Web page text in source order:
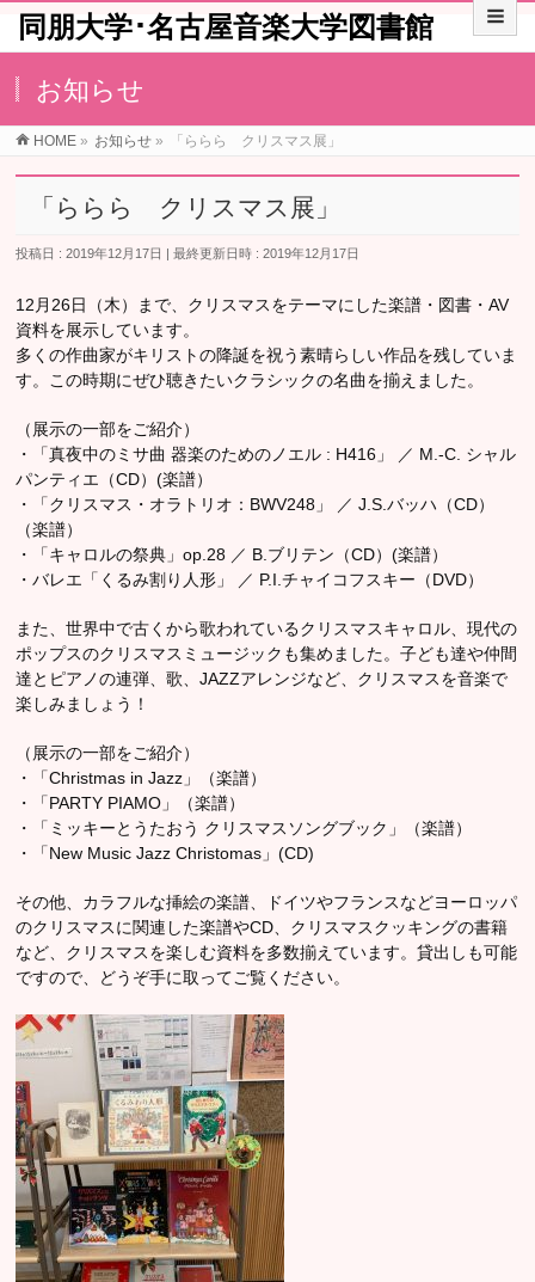
同朋大学･名古屋音楽大学図書館
お知らせ
HOME » お知らせ » 「ららら クリスマス展」
「ららら クリスマス展」
投稿日 : 2019年12月17日 最終更新日時 : 2019年12月17日
12月26日（木）まで、クリスマスをテーマにした楽譜・図書・AV
資料を展示しています。
多くの作曲家がキリストの降誕を祝う素晴らしい作品を残していま
す。この時期にぜひ聴きたいクラシックの名曲を揃えました。
（展示の一部をご紹介）
・「真夜中のミサ曲 器楽のためのノエル : H416」 ／ M.-C. シャル
パンティエ（CD）(楽譜）
・「クリスマス・オラトリオ：BWV248」 ／ J.S.バッハ（CD）
（楽譜）
・「キャロルの祭典」op.28 ／ B.ブリテン（CD）(楽譜）
・バレエ「くるみ割り人形」 ／ P.I.チャイコフスキー（DVD）
また、世界中で古くから歌われているクリスマスキャロル、現代の
ポップスのクリスマスミュージックも集めました。子ども達や仲間
達とピアノの連弾、歌、JAZZアレンジなど、クリスマスを音楽で
楽しみましょう！
（展示の一部をご紹介）
・「Christmas in Jazz」（楽譜）
・「PARTY PIAMO」（楽譜）
・「ミッキーとうたおう クリスマスソングブック」（楽譜）
・「New Music Jazz Christomas」(CD)
その他、カラフルな挿絵の楽譜、ドイツやフランスなどヨーロッパ
のクリスマスに関連した楽譜やCD、クリスマスクッキングの書籍
など、クリスマスを楽しむ資料を多数揃えています。貸出しも可能
ですので、どうぞ手に取ってご覧ください。